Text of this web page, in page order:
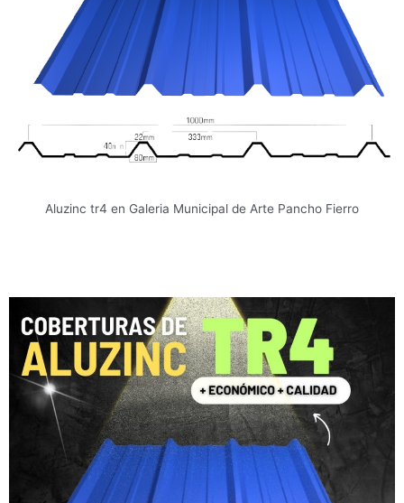
Aluzinc tr4 en Galeria Municipal de Arte Pancho Fierro